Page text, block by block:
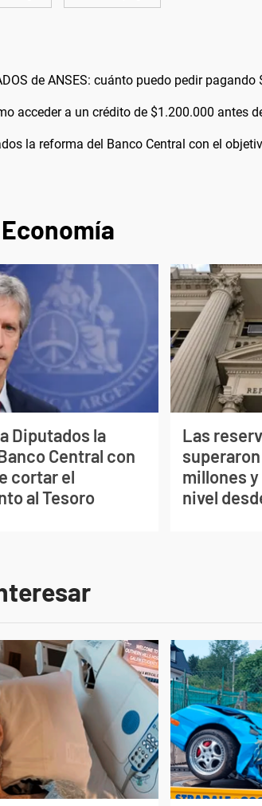
de ANSES: cuánto puedo pedir
acceder a un crédito de $1.200.000 antes
la reforma del Banco Central con el
Diputados la
Central con
cortar el
al Tesoro
Las
millones
nivel